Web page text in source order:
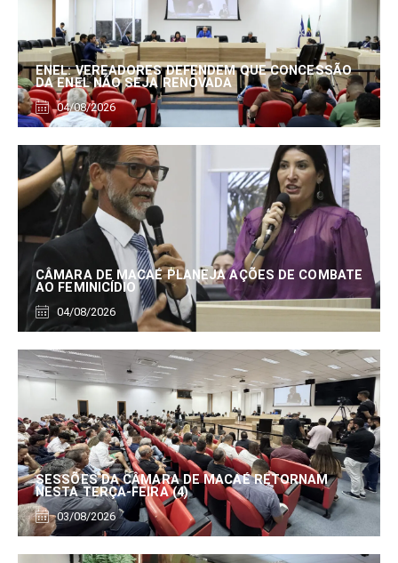
ENEL: VEREADORES DEFENDEM QUE CONCESSÃO
DA ENEL NÃO SEJA RENOVADA
04/08/2026
CÂMARA DE MACAÉ PLANEJA AÇÕES DE COMBATE
AO FEMINICÍDIO
04/08/2026
SESSÕES DA CÂMARA DE MACAÉ RETORNAM
NESTA TERÇA-FEIRA (4)
03/08/2026